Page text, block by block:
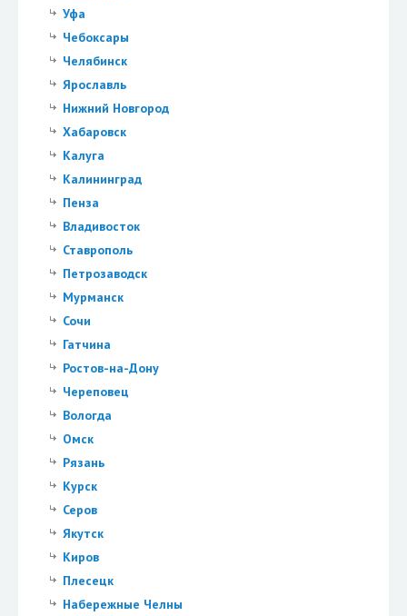
Уфа
Чебоксары
Челябинск
Ярославль
Нижний Новгород
Хабаровск
Калуга
Калининград
Пенза
Владивосток
Ставрополь
Петрозаводск
Мурманск
Сочи
Гатчина
Ростов-на-Дону
Череповец
Вологда
Омск
Рязань
Курск
Серов
Якутск
Киров
Плесецк
Набережные Челны